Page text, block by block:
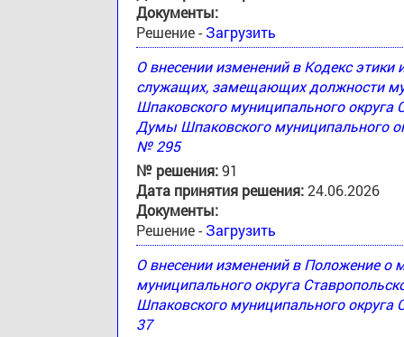
Документы:
Решение - Загрузить
О внесении изменений в Кодекс
служащих, замещающих должности
Шпаковского муниципального
Думы Шпаковского муниципального
№ 295
№ решения:91
Дата принятия решения:24.06.2026
Документы:
Решение - Загрузить
О внесении изменений в Положение
муниципального округа
Шпаковского муниципального округа
37